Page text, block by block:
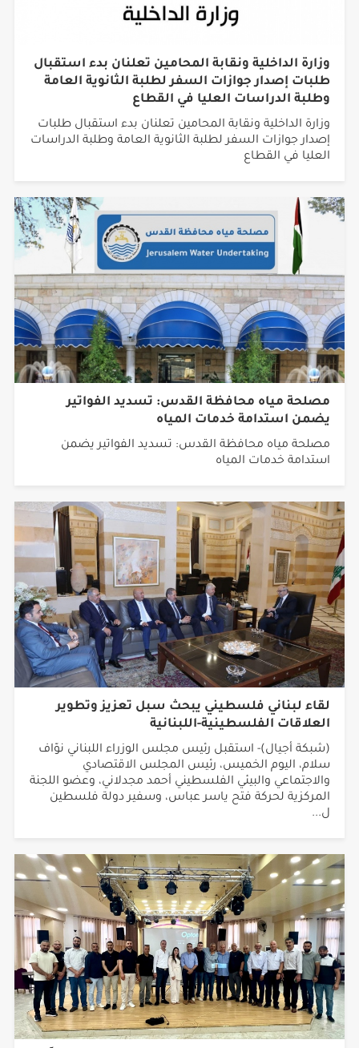
وزارة الداخلية ونقابة المحامين تعلنان بدء استقبال
طلبات إصدار جوازات السفر لطلبة الثانوية العامة
وطلبة الدراسات العليا في القطاع
وزارة الداخلية ونقابة المحامين تعلنان بدء استقبال طلبات
إصدار جوازات السفر لطلبة الثانوية العامة وطلبة الدراسات
العليا في القطاع
مصلحة مياه محافظة القدس: تسديد الفواتير
يضمن استدامة خدمات المياه
مصلحة مياه محافظة القدس: تسديد الفواتير يضمن
استدامة خدمات المياه
لقاء لبناني فلسطيني يبحث سبل تعزيز وتطوير
العلاقات الفلسطينية-اللبنانية
(شبكة أجيال)- استقبل رئيس مجلس الوزراء اللبناني نوّاف
سلام، اليوم الخميس، رئيس المجلس الاقتصادي
والاجتماعي والبيئي الفلسطيني أحمد مجدلاني، وعضو اللجنة
المركزية لحركة فتح ياسر عباس، وسفير دولة فلسطين
ل...